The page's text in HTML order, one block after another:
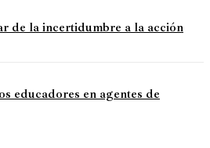
de la incertidumbre a la acción
educadores en agentes de